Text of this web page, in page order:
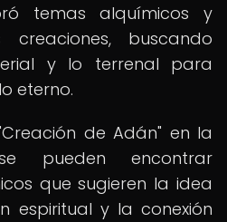
temas alquímicos y
buscando
y lo terrenal para
eterno.
de Adán" en la
pueden encontrar
que sugieren la idea
espiritual y la conexión